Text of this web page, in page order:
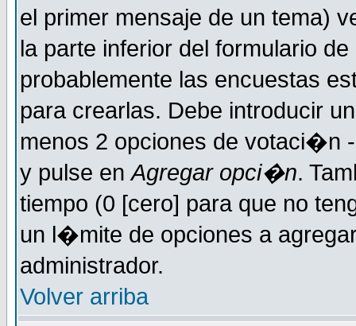
el primer mensaje de un
la parte inferior del formulario
probablemente las encuestas
para crearlas. Debe introducir
menos 2 opciones de votaci�n
y pulse enAgregar opci�n.
tiempo (0 [cero] para que no
un l�mite de opciones a
administrador.
Volver arriba